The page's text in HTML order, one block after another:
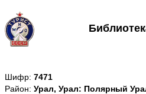
Шифр: 7471
Район: Урал, Урал: Полярный